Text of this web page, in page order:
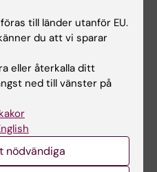
och annan personal
med den som
att hänvisa till
eller studenthälsan.
inom
ett stöd för
processen.
till länder utanför EU.
du att vi sparar
eller återkalla ditt
ned till vänster på
nödvändiga